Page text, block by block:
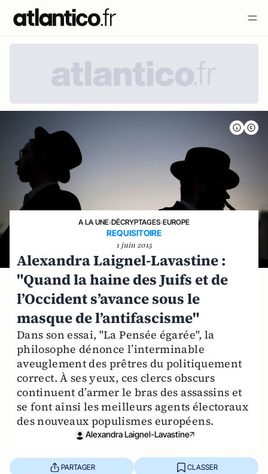
A LA UNE›DÉCRYPTAGES›EUROPE
REQUISITOIRE
1 juin 2015
Alexandra Laignel-Lavastine :
"Quand la haine des Juifs et de
l’Occident s’avance sous le
masque de l’antifascisme"
Dans son essai, "La Pensée égarée", la
philosophe dénonce l’interminable
aveuglement des prêtres du politiquement
correct. À ses yeux, ces clercs obscurs
continuent d’armer le bras des assassins et
se font ainsi les meilleurs agents électoraux
des nouveaux populismes européens.
Alexandra Laignel-Lavastine
PARTAGER CLASSER